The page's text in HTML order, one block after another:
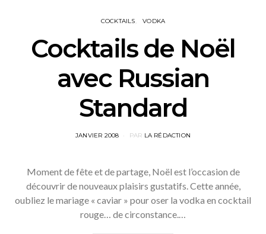
COCKTAILS VODKA
Cocktails de Noël
avec Russian
Standard
POSTED
JANVIER 2008 PAR LA RÉDACTION
Moment de fête et de partage, Noël est l’occasion de
découvrir de nouveaux plaisirs gustatifs. Cette année,
oubliez le mariage « caviar » pour oser la vodka en cocktail
rouge… de circonstance.…